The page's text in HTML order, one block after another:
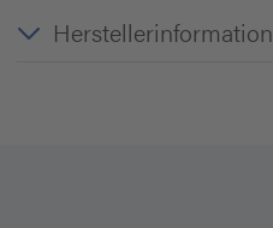
Herstellerinformation